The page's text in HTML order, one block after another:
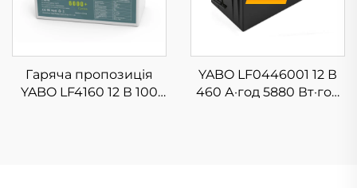
цикли, акумулятори з
літій-залізо-фосфату
UPS
Гаряча пропозиція
YABO LF4160 12 В 100
YABO LF0446001 12 В
460 А·год 5880 Вт·год